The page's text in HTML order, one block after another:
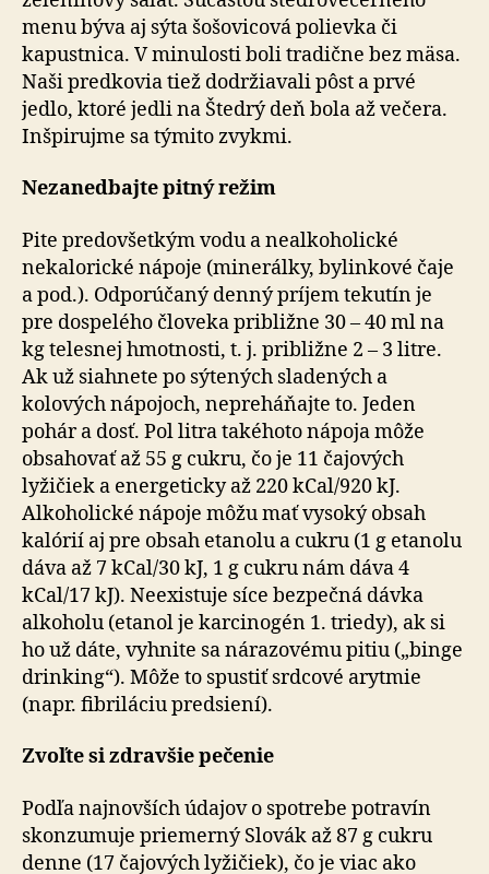
menu býva aj sýta šošovicová polievka či
kapustnica. V minulosti boli tradične bez mäsa.
Naši predkovia tiež dodržiavali pôst a prvé
jedlo, ktoré jedli na Štedrý deň bola až večera.
Inšpirujme sa týmito zvykmi.
Nezanedbajte pitný režim
Pite predovšetkým vodu a nealkoholické
nekalorické nápoje (minerálky, bylinkové čaje
a pod.). Odporúčaný denný príjem tekutín je
pre dospelého človeka približne 30 – 40 ml na
kg telesnej hmotnosti, t. j. približne 2 – 3 litre.
Ak už siahnete po sýtených sladených a
kolových nápojoch, nepreháňajte to. Jeden
pohár a dosť. Pol litra takéhoto nápoja môže
obsahovať až 55 g cukru, čo je 11 čajových
lyžičiek a energeticky až 220 kCal/920 kJ.
Alkoholické nápoje môžu mať vysoký obsah
kalórií aj pre obsah etanolu a cukru (1 g etanolu
dáva až 7 kCal/30 kJ, 1 g cukru nám dáva 4
kCal/17 kJ). Neexistuje síce bezpečná dávka
alkoholu (etanol je karcinogén 1. triedy), ak si
ho už dáte, vyhnite sa nárazovému pitiu („binge
drinking“). Môže to spustiť srdcové arytmie
(napr. fibriláciu predsiení).
Zvoľte si zdravšie pečenie
Podľa najnovších údajov o spotrebe potravín
skonzumuje priemerný Slovák až 87 g cukru
denne (17 čajových lyžičiek), čo je viac ako